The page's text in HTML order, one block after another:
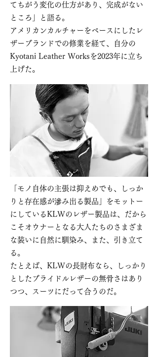
てちがう変化の仕方があり、完成がない
ところ」と語る。
アメリカンカルチャーをベースにしたレ
ザーブランドでの修業を経て、自分の
Kyotani Leather Worksを2023年に立ち
上げた。
「モノ自体の主張は抑えめでも、しっか
りと存在感が滲み出る製品」をモットー
にしているKLWのレザー製品は、だから
こそオウナーとなる大人たちのさまざま
な装いに自然に馴染み、また、引き立て
る。
たとえば、KLWの長財布なら、しっかり
としたブライドルレザーの無骨さはあり
つつ、スーツにだって合うのだ。